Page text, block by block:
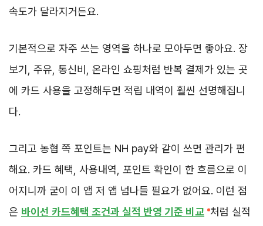
속도가 달라지거든요.
기본적으로 자주 쓰는 영역을 하나로 모아두면 좋아요. 장
보기, 주유, 통신비, 온라인 쇼핑처럼 반복 결제가 있는 곳
에 카드 사용을 고정해두면 적립 내역이 훨씬 선명해집니
다.
그리고 농협 쪽 포인트는 NH pay와 같이 쓰면 관리가 편
해요. 카드 혜택, 사용내역, 포인트 확인이 한 흐름으로 이
어지니까 굳이 이 앱 저 앱 넘나들 필요가 없어요. 이런 점
은 바이선 카드혜택 조건과 실적 반영 기준 비교 처럼 실적